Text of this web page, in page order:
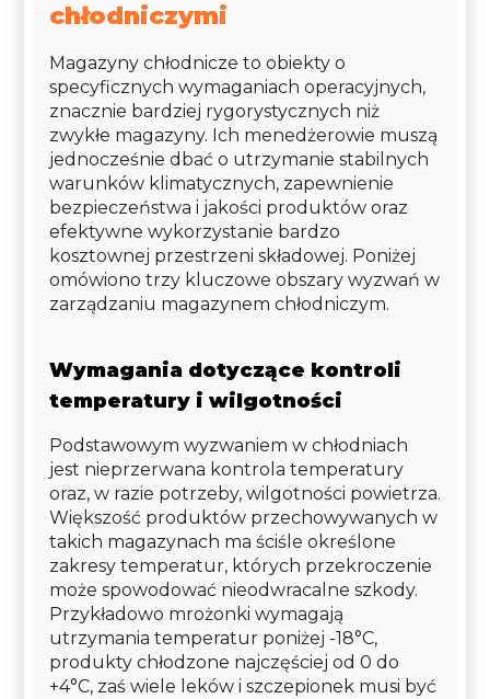
chłodniczymi
Magazyny chłodnicze to obiekty o
specyficznych wymaganiach operacyjnych,
znacznie bardziej rygorystycznych niż
zwykłe magazyny. Ich menedżerowie muszą
jednocześnie dbać o utrzymanie stabilnych
warunków klimatycznych, zapewnienie
bezpieczeństwa i jakości produktów oraz
efektywne wykorzystanie bardzo
kosztownej przestrzeni składowej. Poniżej
omówiono trzy kluczowe obszary wyzwań w
zarządzaniu magazynem chłodniczym.
Wymagania dotyczące kontroli
temperatury i wilgotności
Podstawowym wyzwaniem w chłodniach
jest nieprzerwana kontrola temperatury
oraz, w razie potrzeby, wilgotności powietrza.
Większość produktów przechowywanych w
takich magazynach ma ściśle określone
zakresy temperatur, których przekroczenie
może spowodować nieodwracalne szkody.
Przykładowo mrożonki wymagają
utrzymania temperatur poniżej -18°C,
produkty chłodzone najczęściej od 0 do
+4°C, zaś wiele leków i szczepionek musi być